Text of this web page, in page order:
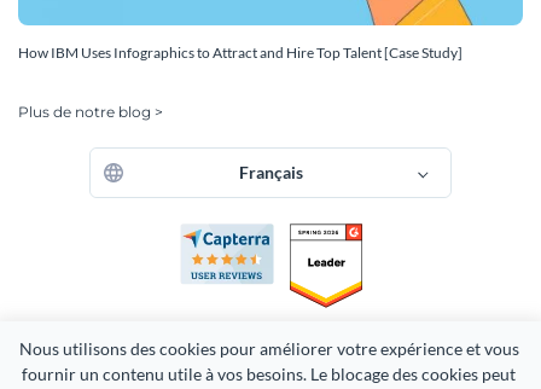
Nous utilisons des cookies pour améliorer votre expérience et vous
fournir un contenu utile à vos besoins. Le blocage des cookies peut
How IBM Uses Infographics to Attract and Hire Top Talent [Case Study]
Plus de notre blog >
Français